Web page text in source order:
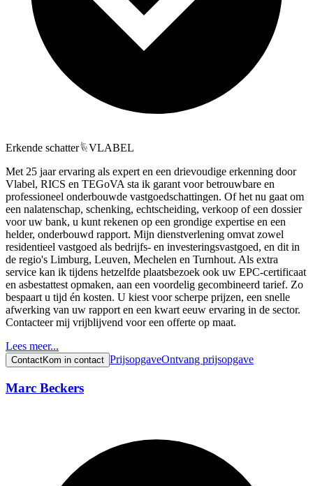
Erkende schatter
VLABEL
Met 25 jaar ervaring als expert en een drievoudige erkenning door
Vlabel, RICS en TEGoVA sta ik garant voor betrouwbare en
professioneel onderbouwde vastgoedschattingen. Of het nu gaat om
een nalatenschap, schenking, echtscheiding, verkoop of een dossier
voor uw bank, u kunt rekenen op een grondige expertise en een
helder, onderbouwd rapport. Mijn dienstverlening omvat zowel
residentieel vastgoed als bedrijfs- en investeringsvastgoed, en dit in
de regio's Limburg, Leuven, Mechelen en Turnhout. Als extra
service kan ik tijdens hetzelfde plaatsbezoek ook uw EPC-certificaat
en asbestattest opmaken, aan een voordelig gecombineerd tarief. Zo
bespaart u tijd én kosten. U kiest voor scherpe prijzen, een snelle
afwerking van uw rapport en een kwart eeuw ervaring in de sector.
Contacteer mij vrijblijvend voor een offerte op maat.
Lees meer...
ContactKom in contact PrijsopgaveOntvang prijsopgave
Marc Beckers